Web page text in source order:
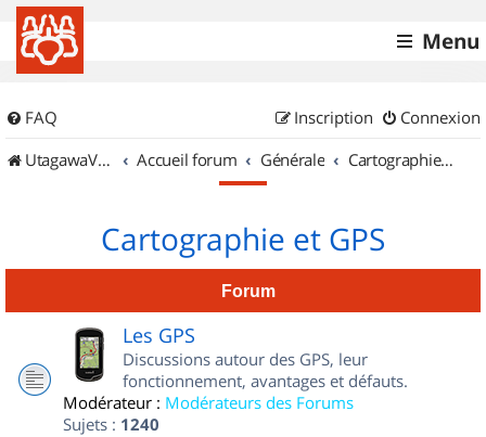
Menu
FAQ Connexion
Inscription
UtagawaVTT (Randos VTT et VTTAE avec traces GPS)
Accueil forum Générale Cartographie et GPS
Cartographie et GPS
Forum
Les GPS
Discussions autour des GPS, leur
fonctionnement, avantages et défauts.
Modérateur : Modérateurs des Forums
Sujets : 1240